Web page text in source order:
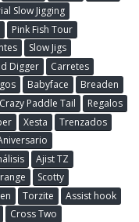
Slow Jigging
Pink Fish Tour
Slow Jigs
Digger
Carretes
Babyface
Breaden
Crazy Paddle Tail
Regalos
Xesta
Trenzados
Ajist TZ
Scotty
Torzite
Assist hook
Cross Two